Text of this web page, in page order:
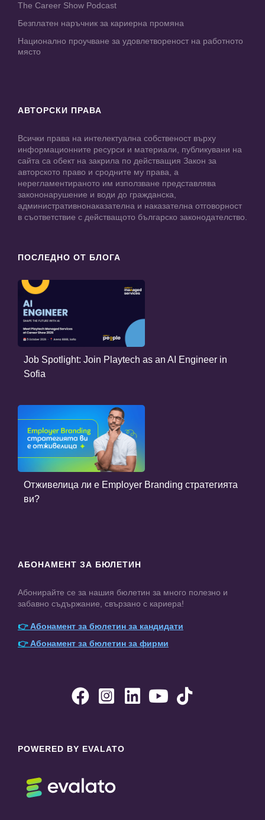
The Career Show Podcast
Безплатен наръчник за кариерна промяна
Национално проучване за удовлетвореност на работното
място
АВТОРСКИ ПРАВА
Всички права на интелектуална собственост върху
информационните ресурси и материали, публикувани на
сайта са обект на закрила по действащия Закон за
авторското право и сродните му права, а
нерегламентираното им използване представлява
закононарушение и води до гражданска,
административнонаказателна и наказателна отговорност
в съответствие с действащото българско законодателство.
ПОСЛЕДНО ОТ БЛОГА
Job Spotlight: Join Playtech as an AI Engineer in
Sofia
Отживелица ли е Employer Branding стратегията
ви?
АБОНАМЕНТ ЗА БЮЛЕТИН
Абонирайте се за нашия бюлетин за много полезно и
забавно съдържание, свързано с кариера!
👉Абонамент за бюлетин за кандидати
👉Абонамент за бюлетин за фирми
    
POWERED BY EVALATO